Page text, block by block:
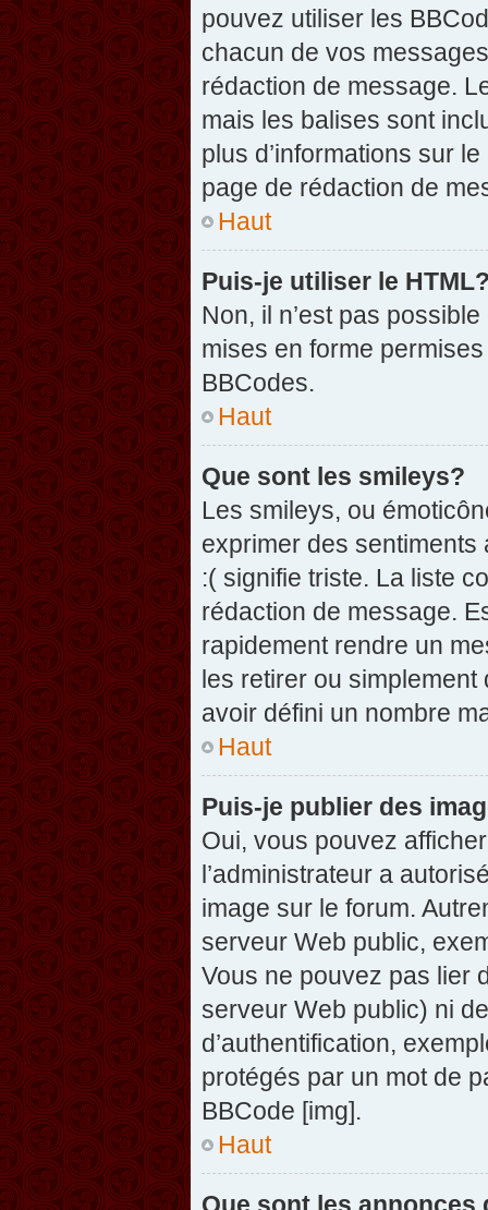
pouvez utiliser les
chacun de vos
rédaction de message.
mais les balises sont
plus d’informations sur
page de rédaction de
Haut
Puis-je utiliser le
Non, il n’est pas
mises en forme
BBCodes.
Haut
Que sont les smileys?
Les smileys, ou
exprimer des
:( signifie triste. La liste
rédaction de message.
rapidement rendre un
les retirer ou simplement
avoir défini un nombre
Haut
Puis-je publier des
Oui, vous pouvez
l’administrateur a
image sur le forum.
serveur Web public,
Vous ne pouvez pas lier
serveur Web public) ni
d’authentification,
protégés par un mot de
BBCode [img].
Haut
Que sont les annonces